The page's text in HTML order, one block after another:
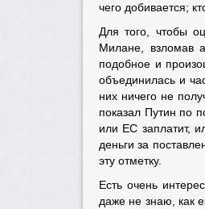
чего добивается;
Для того, чтобы
Милане, взломав
подобное и
объединилась и
них ничего не
показал Путин по
или ЕС заплатит,
деньги за
эту отметку.
Есть очень
даже не знаю, как